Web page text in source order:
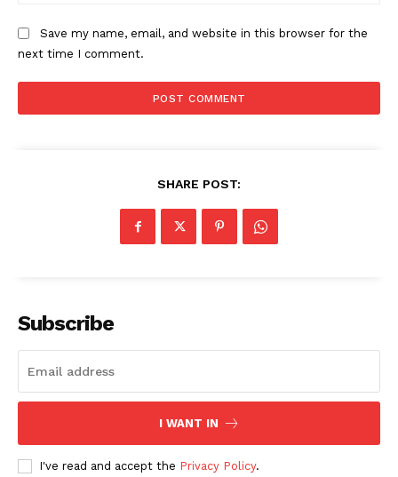
Save my name, email, and website in this browser for the
next time I comment.
SHARE POST:
Subscribe
I WANT IN
I've read and accept the Privacy Policy.